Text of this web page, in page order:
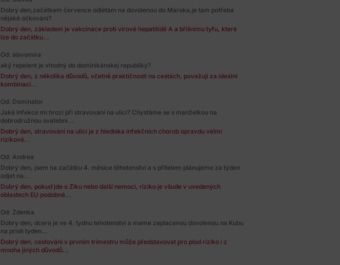
Dobrý den,začátkem července odlétám na dovolenou do Maroka,je tam potřeba
nějaké očkování?
Dobrý den, základem je vakcinace proti virové hepatitidě A a břišnímu tyfu, které
lze do začátku...
Od: slavomira
aký repelent je vhodný do dominikánskej republiky?
Dobrý den, z několika důvodů, včetně praktičnosti na cestách, považuji za ideální
kombinaci...
Od: Dominator
Jaké infekce mi hrozí při stravování na ulici? Chystáme se s manželkou na
dobrodružnou svatební...
Dobrý den, stravování na ulici je z hlediska infekčních chorob opravdu velmi
rizikové...
Od: Andrea
Dobrý den, jsem na začátku 4. měsíce těhotenství a s přítelem plánujeme za týden
odjet na...
Dobrý den, pokud jde o Ziku nebo další nemoci, riziko je všude v uvedených
oblastech EU podobné...
Od: Zdenka
Dobry den, dcera je ve 4. tydnu tehotenstvi a mame zaplacenou dovolenou na Kubu
na pristi tyden...
Dobrý den, cestování v prvním trimestru může představovat pro plod riziko i z
mnoha jiných důvodů...